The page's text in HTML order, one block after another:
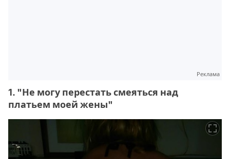
Реклама
1. "Не могу перестать смеяться над
платьем моей жены"